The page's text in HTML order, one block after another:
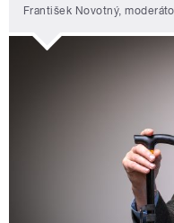
František Novotný,